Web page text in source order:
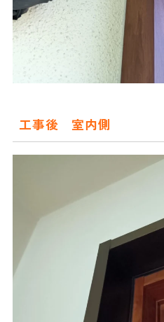
工事後 室内側